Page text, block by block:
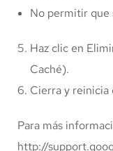
No permitir que
Haz clic en
Caché).
Cierra y reinicia
Para más
http://